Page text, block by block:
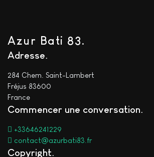
Azur Bati 83.
Adresse
284 Chem. Saint-Lambert
Fréjus 83600
France
Commencer une conversation
+33646241229
contact@azurbati83.fr
Copyright